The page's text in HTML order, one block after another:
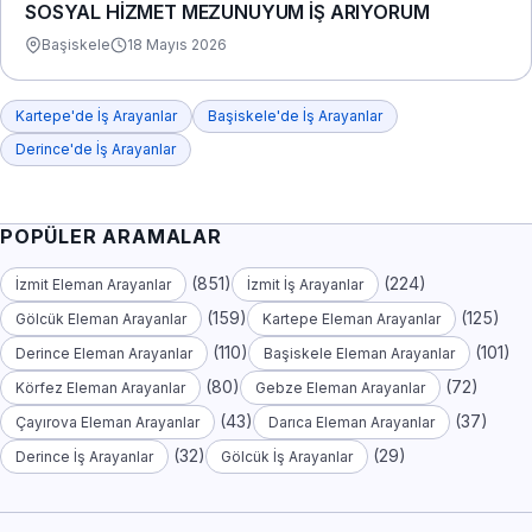
SOSYAL HİZMET MEZUNUYUM İŞ ARIYORUM
Başiskele 18 Mayıs 2026
Kartepe'de İş Arayanlar
Başiskele'de İş Arayanlar
Derince'de İş Arayanlar
POPÜLER ARAMALAR
İzmit Eleman Arayanlar (851) İzmit İş Arayanlar (224)
Gölcük Eleman Arayanlar (159) Kartepe Eleman Arayanlar (125)
Derince Eleman Arayanlar (110) Başiskele Eleman Arayanlar (101)
Körfez Eleman Arayanlar (80) Gebze Eleman Arayanlar (72)
Çayırova Eleman Arayanlar (43) Darıca Eleman Arayanlar (37)
Derince İş Arayanlar (32) Gölcük İş Arayanlar (29)